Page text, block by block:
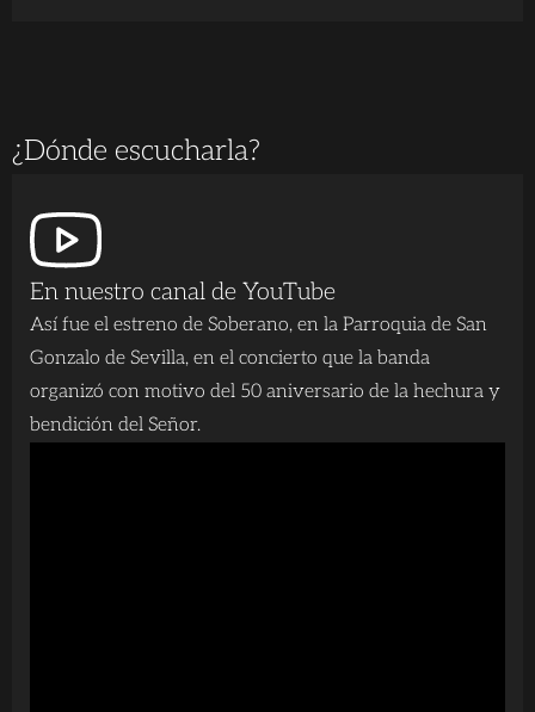
¿Dónde escucharla?
En nuestro canal de YouTube
Así fue el estreno de Soberano, en la Parroquia de San
Gonzalo de Sevilla, en el concierto que la banda
organizó con motivo del 50 aniversario de la hechura y
bendición del Señor.